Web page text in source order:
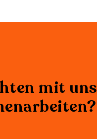
mit uns